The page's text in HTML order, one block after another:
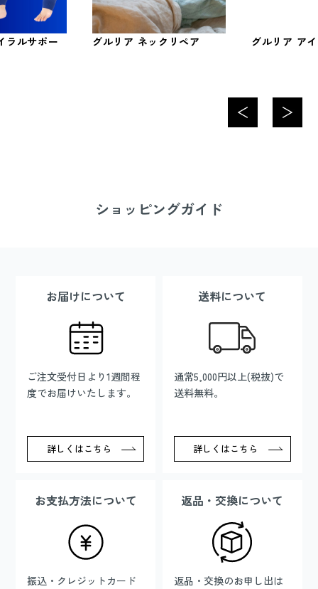
ラルサポー グルリア ネックリペア グルリア ア
ショッピングガイド
お届けについて
ご注文受付日より1週間程
度でお届けいたします。
詳しくはこちら
送料について
通常5,000円以上(税抜)で
送料無料。
詳しくはこちら
お支払方法について
振込・クレジットカード
返品・交換について
返品・交換のお申し出は